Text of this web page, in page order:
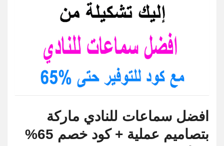
افضل سماعات للنادي ماركة
بتصاميم عملية + كود خصم 65%